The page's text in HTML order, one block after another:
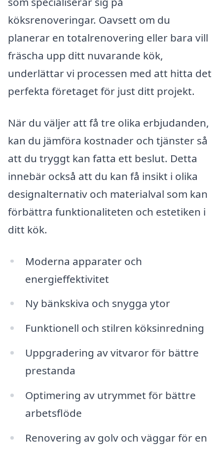
köksrenoveringar. Oavsett om du
planerar en totalrenovering eller bara vill
fräscha upp ditt nuvarande kök,
underlättar vi processen med att hitta det
perfekta företaget för just ditt projekt.
När du väljer att få tre olika erbjudanden,
kan du jämföra kostnader och tjänster så
att du tryggt kan fatta ett beslut. Detta
innebär också att du kan få insikt i olika
designalternativ och materialval som kan
förbättra funktionaliteten och estetiken i
ditt kök.
Moderna apparater och
energieffektivitet
Ny bänkskiva och snygga ytor
Funktionell och stilren köksinredning
Uppgradering av vitvaror för bättre
prestanda
Optimering av utrymmet för bättre
arbetsflöde
Renovering av golv och väggar för en